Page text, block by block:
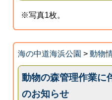
※写真1枚。
海の中道海浜公園 > 動物
動物の森管理作業に
のお知らせ